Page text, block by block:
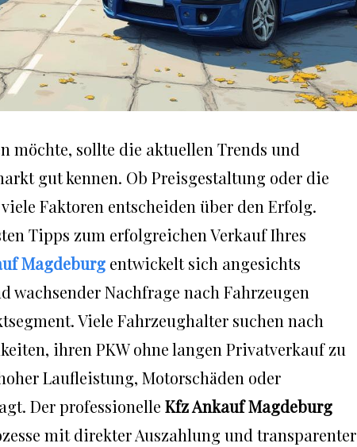
möchte, sollte die aktuellen Trends und
gut kennen. Ob Preisgestaltung oder die
Faktoren entscheiden über den Erfolg.
Tipps zum erfolgreichen Verkauf Ihres
Magdeburg entwickelt sich angesichts
wachsender Nachfrage nach Fahrzeugen
Viele Fahrzeughalter suchen nach
ihren PKW ohne langen Privatverkauf zu
Laufleistung, Motorschäden oder
Der professionelle Kfz Ankauf Magdeburg
mit direkter Auszahlung und transparenter